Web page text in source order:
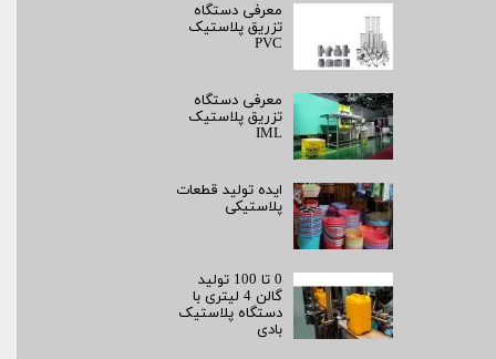
معرفی دستگاه
تزریق پلاستیک
PVC
معرفی دستگاه
تزریق پلاستیک
IML
ایده تولید قطعات
پلاستیکی
0 تا 100 تولید
گالن 4 لیتری با
دستگاه پلاستیک
بادی